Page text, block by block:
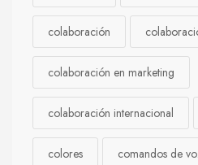
colaboración
colaboración en marketing
colaboración internacional
colores comandos de